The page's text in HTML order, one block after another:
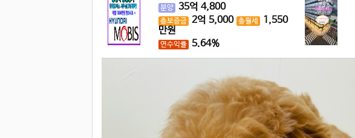
분양
35억 4,800
총보증금 2억 5,000 총월세
1,550
만원
연수익률 5.64%